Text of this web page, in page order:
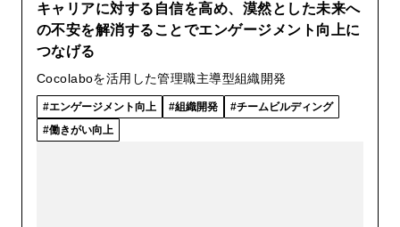
キャリアに対する自信を高め、漠然とした未来へ
の不安を解消することでエンゲージメント向上に
つなげる
Cocolaboを活用した管理職主導型組織開発
エンゲージメント向上 組織開発
チームビルディング
働きがい向上